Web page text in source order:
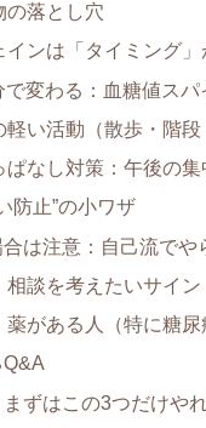
の落とし穴
インは「タイミング
変わる：血糖値スパ
軽い活動（散歩・階段
ぱなし対策：午後の
防止”の小ワザ
合は注意：自己流でや
相談を考えたいサイン
薬がある人（特に糖尿
まずはこの3つだけや